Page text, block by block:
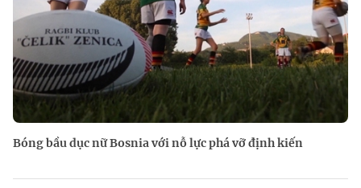
Bóng bầu dục nữ Bosnia với nỗ lực phá vỡ định kiến